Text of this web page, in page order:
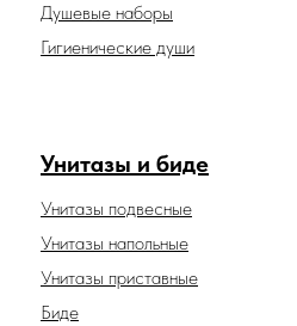
Гигиенические души
Душевые наборы
Унитазы и биде
Унитазы подвесные
Унитазы напольные
Унитазы приставные
Биде